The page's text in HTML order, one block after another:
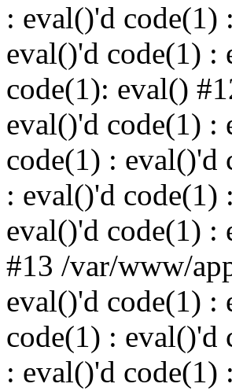
: eval()'d code(1)
eval()'d code(1) :
code(1): eval()
eval()'d code(1) :
code(1) : eval()'d
: eval()'d code(1)
eval()'d code(1) :
#13 /var/www/
eval()'d code(1) :
code(1) : eval()'d
: eval()'d code(1)